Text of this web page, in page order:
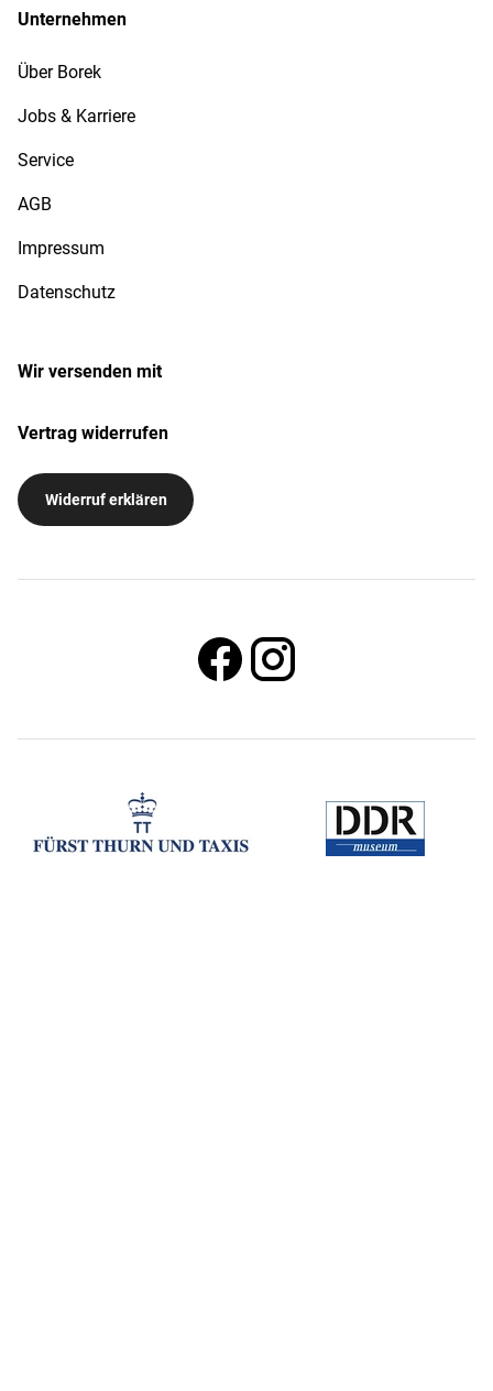
Unternehmen
Über Borek
Jobs & Karriere
Service
AGB
Impressum
Datenschutz
Wir versenden mit
Vertrag widerrufen
Widerruf erklären